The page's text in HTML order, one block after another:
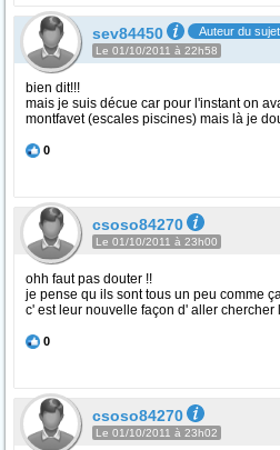
sev84450 Auteur du sujet
Le 01/10/2011 à 22h58
bien dit!!!
mais je suis décue car pour l'instant on
montfavet (escales piscines) mais là je
0
csoso84270
Le 01/10/2011 à 23h00
ohh faut pas douter !!
je pense qu ils sont tous un peu comme
c' est leur nouvelle façon d' aller chercher
0
csoso84270
Le 01/10/2011 à 23h02